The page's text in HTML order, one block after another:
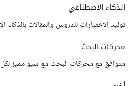
الذكاء الاصطناعي
توليد الاختبارات للدروس والمقالات بالذكاء
محركات البحث
متوافق مع محركات البحث مع سيو مميز لكل